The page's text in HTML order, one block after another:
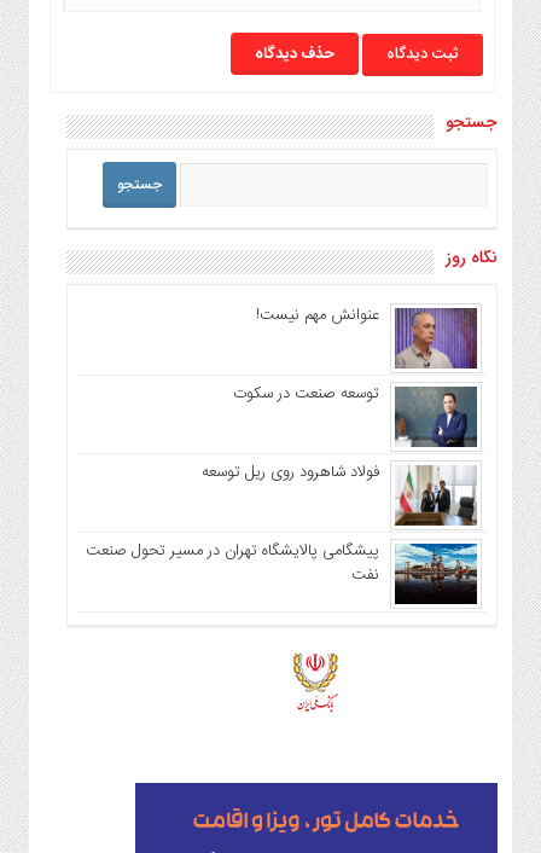
حذف دیدگاه
جستجو
نگاه روز
عنوانش مهم نیست!
توسعه صنعت در سکوت
فولاد شاهرود روی ریل توسعه
پیشگامی پالایشگاه تهران در مسیر تحول صنعت
نفت